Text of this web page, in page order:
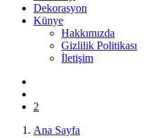
Dekorasyon
Künye
Hakkımızda
Gizlilik Politikası
İletişim
2
Ana Sayfa